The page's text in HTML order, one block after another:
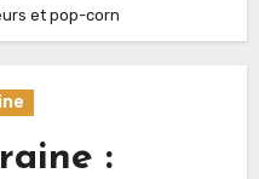
et pop-corn
: